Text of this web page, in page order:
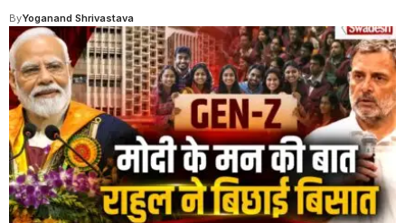
ByYoganand Shrivastava